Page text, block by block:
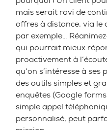
mais serait ravi de
offres à distance, via le
par exemple…
qui pourrait mieux
proactivement à
qu’on s’intéresse à
des outils simples et
enquêtes (Google
simple appel
personnalisé, peut